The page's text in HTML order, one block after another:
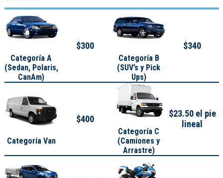
Categoría A
(Sedan, Polaris,
CanAm)
$300
Categoría B
(SUV’s y Pick
Ups)
$340
Categoría Van
$400
Categoría C
(Camiones y
Arrastre)
$23.50 el pie
lineal